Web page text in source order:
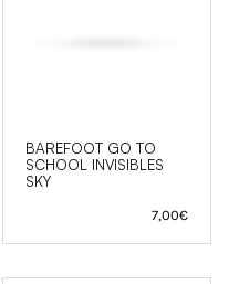
BAREFOOT GO TO
SCHOOL INVISIBLES
SKY
7,00€